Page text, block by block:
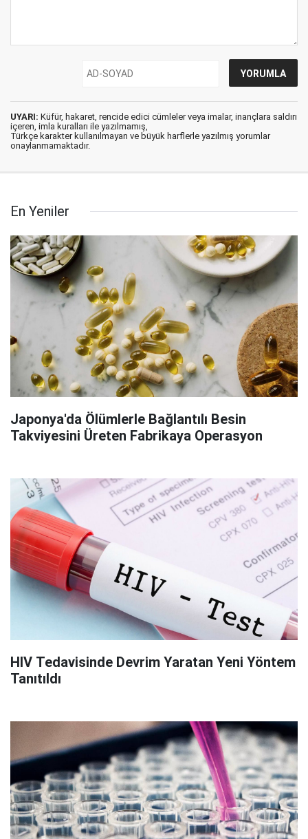
UYARI: Küfür, hakaret, rencide edici cümleler veya imalar, inançlara saldırı
içeren, imla kuralları ile yazılmamış,
Türkçe karakter kullanılmayan ve büyük harflerle yazılmış yorumlar
onaylanmamaktadır.
En Yeniler
Japonya'da Ölümlerle Bağlantılı Besin
Takviyesini Üreten Fabrikaya Operasyon
HIV Tedavisinde Devrim Yaratan Yeni Yöntem
Tanıtıldı